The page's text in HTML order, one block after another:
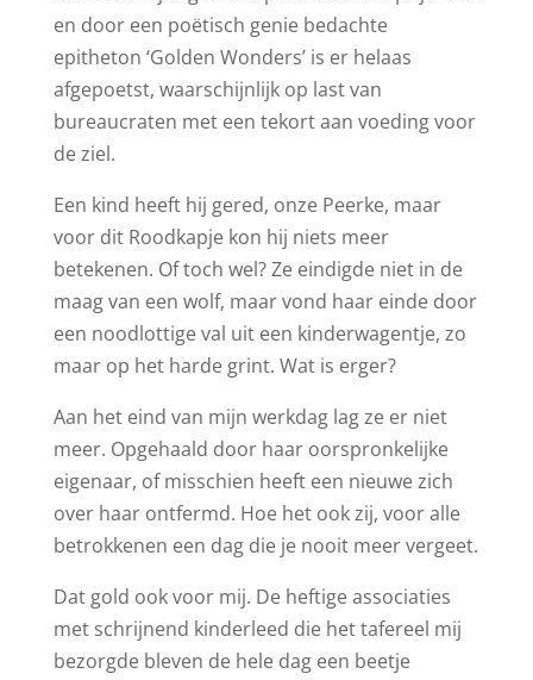
en door een poëtisch genie bedachte
epitheton ‘Golden Wonders’ is er helaas
afgepoetst, waarschijnlijk op last van
bureaucraten met een tekort aan voeding voor
de ziel.
Een kind heeft hij gered, onze Peerke, maar
voor dit Roodkapje kon hij niets meer
betekenen. Of toch wel? Ze eindigde niet in de
maag van een wolf, maar vond haar einde door
een noodlottige val uit een kinderwagentje, zo
maar op het harde grint. Wat is erger?
Aan het eind van mijn werkdag lag ze er niet
meer. Opgehaald door haar oorspronkelijke
eigenaar, of misschien heeft een nieuwe zich
over haar ontfermd. Hoe het ook zij, voor alle
betrokkenen een dag die je nooit meer vergeet.
Dat gold ook voor mij. De heftige associaties
met schrijnend kinderleed die het tafereel mij
bezorgde bleven de hele dag een beetje